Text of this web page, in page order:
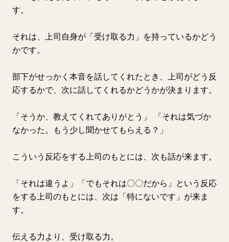
す。
それは、上司自身が「受け取る力」を持っているかどう
かです。
部下がせっかく本音を話してくれたとき、上司がどう反
応するかで、次に話してくれるかどうかが決まります。
「そうか、教えてくれてありがとう」 「それは気づか
なかった。もう少し聞かせてもらえる？」
こういう反応をする上司のもとには、次も話が来ます。
「それは違うよ」「でもそれは〇〇だから」という反応
をする上司のもとには、次は「特にないです」が来ま
す。
伝える力より、受け取る力。